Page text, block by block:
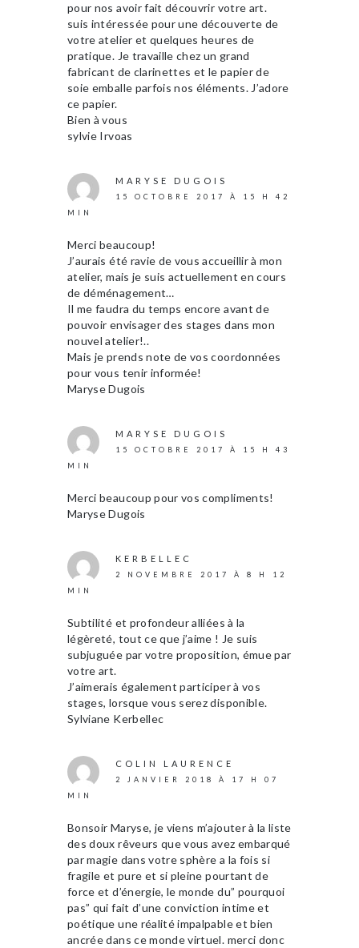
pour nos avoir fait découvrir votre art.
suis intéressée pour une découverte de
votre atelier et quelques heures de
pratique. Je travaille chez un grand
fabricant de clarinettes et le papier de
soie emballe parfois nos éléments. J’adore
ce papier.
Bien à vous
sylvie Irvoas
MARYSE DUGOIS
15 OCTOBRE 2017 À 15 H 42
MIN
Merci beaucoup!
J’aurais été ravie de vous accueillir à mon
atelier, mais je suis actuellement en cours
de déménagement…
Il me faudra du temps encore avant de
pouvoir envisager des stages dans mon
nouvel atelier!..
Mais je prends note de vos coordonnées
pour vous tenir informée!
Maryse Dugois
MARYSE DUGOIS
15 OCTOBRE 2017 À 15 H 43
MIN
Merci beaucoup pour vos compliments!
Maryse Dugois
KERBELLEC
2 NOVEMBRE 2017 À 8 H 12
MIN
Subtilité et profondeur alliées à la
légèreté, tout ce que j’aime ! Je suis
subjuguée par votre proposition, émue par
votre art.
J’aimerais également participer à vos
stages, lorsque vous serez disponible.
Sylviane Kerbellec
COLIN LAURENCE
2 JANVIER 2018 À 17 H 07
MIN
Bonsoir Maryse, je viens m’ajouter à la liste
des doux rêveurs que vous avez embarqué
par magie dans votre sphère a la fois si
fragile et pure et si pleine pourtant de
force et d’énergie, le monde du” pourquoi
pas” qui fait d’une conviction intime et
poétique une réalité impalpable et bien
ancrée dans ce monde virtuel. merci donc